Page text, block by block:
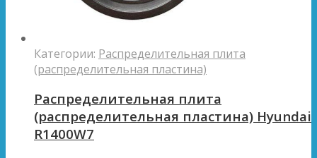
Категории: Распределительная плита
(распределительная пластина)
Распределительная плита
(распределительная пластина) Hyundai
R1400W7